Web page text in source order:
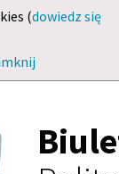
(dowiedz się